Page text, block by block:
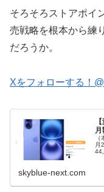
そろそろストアポイ
売戦略を根本から練
だろうか。
Xをフォローする！
月
skyblue-next.com